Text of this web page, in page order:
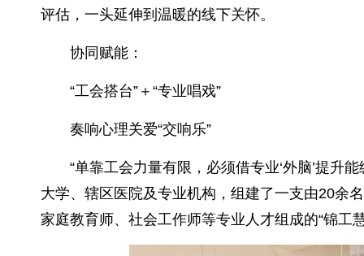
评估，一头延伸到温暖的线下关怀。
协同赋能：
“工会搭台”＋“专业唱戏”
奏响心理关爱“交响乐”
“单靠工会力量有限，必须借专业‘外脑’提升
大学、辖区医院及专业机构，组建了一支由20余
家庭教育师、社会工作师等专业人才组成的“锦工